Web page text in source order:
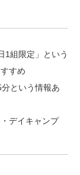
1組限定」という
すめ
という情報あ
デイキャンプ